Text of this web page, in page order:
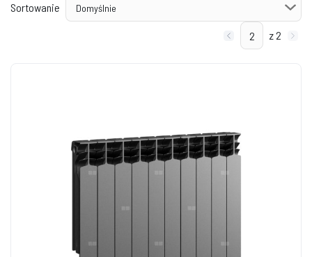
Sortowanie
z 2